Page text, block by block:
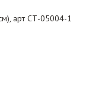
арт СТ-05004-1